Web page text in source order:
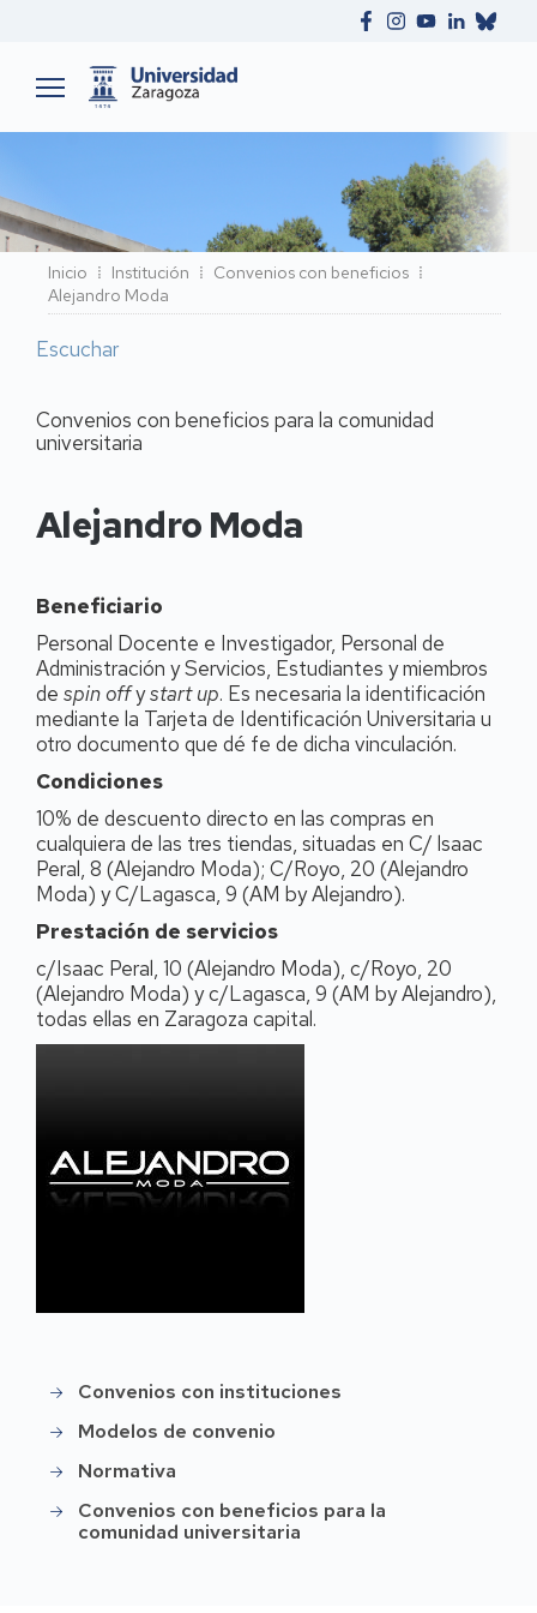
Ruta
de
navegación
Inicio Institución
Convenios con beneficios
Alejandro Moda
Escuchar
Convenios con beneficios para la comunidad
universitaria
Alejandro Moda
Beneficiario
Personal Docente e Investigador, Personal de
Administración y Servicios, Estudiantes y miembros
de spin offystart up. Es necesaria la identificación
mediante la Tarjeta de Identificación Universitaria u
otro documento que dé fe de dicha vinculación.
Condiciones
10% de descuento directo en las compras en
cualquiera de las tres tiendas, situadas en C/ lsaac
Peral, 8 (Alejandro Moda); C/Royo, 20 (Alejandro
Moda) y C/Lagasca, 9 (AM by Alejandro).
Prestación de servicios
c/Isaac Peral, 10 (Alejandro Moda), c/Royo, 20
(Alejandro Moda) y c/Lagasca, 9 (AM by Alejandro),
todas ellas en Zaragoza capital.
Menú
convenios
Convenios con instituciones
Modelos de convenio
Normativa
Convenios con beneficios para la
comunidad universitaria